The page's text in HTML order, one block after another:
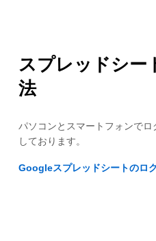
スプレッドシー
法
パソコンとスマートフォンで
しております。
Googleスプレッドシートのロ